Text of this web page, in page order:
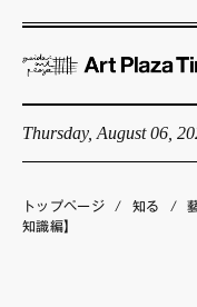
Thursday, August 06,
企画展情報
インタビュー
トップページ / 知る /
知識編】